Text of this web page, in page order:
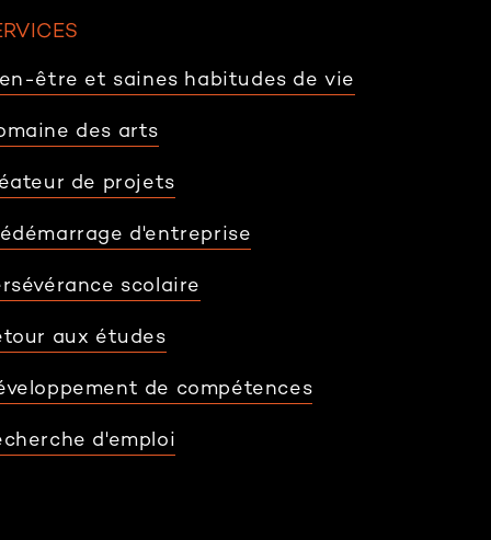
être et saines habitudes de vie
des arts
de projets
d'entreprise
scolaire
aux études
de compétences
d'emploi